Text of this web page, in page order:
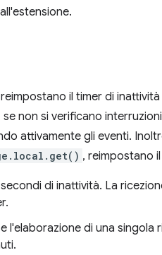
il timer di
non si verificano
attivamente gli eventi.
, reimpostano
di inattività. La
l'elaborazione di una singola